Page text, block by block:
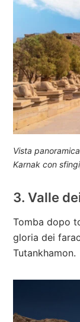
Vista
Karnak con
3. Valle
Tomba dopo
gloria dei
Tutankhamon.